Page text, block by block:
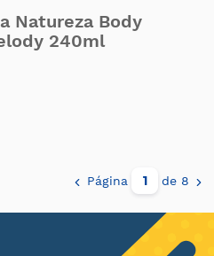
Natureza Body
240ml
Página de 8